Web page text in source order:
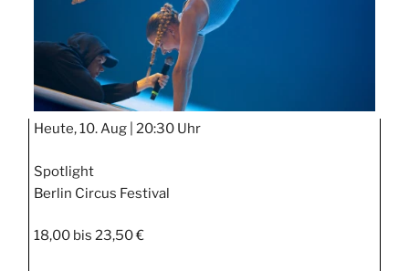
Heute, 10. Aug | 20:30 Uhr
Spotlight
Berlin Circus Festival
18,00 bis 23,50 €